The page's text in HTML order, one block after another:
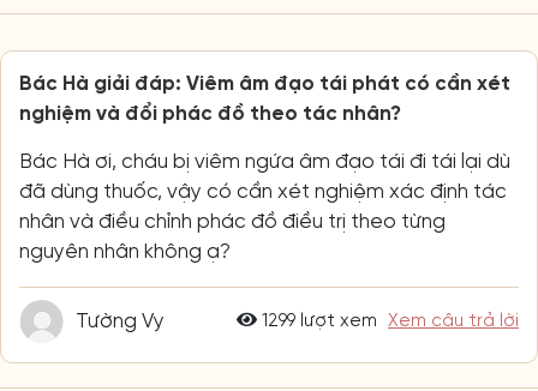
Bác Hà giải đáp: Viêm âm đạo tái phát có cần xét
nghiệm và đổi phác đồ theo tác nhân?
Bác Hà ơi, cháu bị viêm ngứa âm đạo tái đi tái lại dù
đã dùng thuốc, vậy có cần xét nghiệm xác định tác
nhân và điều chỉnh phác đồ điều trị theo từng
nguyên nhân không ạ?
Tường Vy 1299 lượt xem Xem câu trả lời